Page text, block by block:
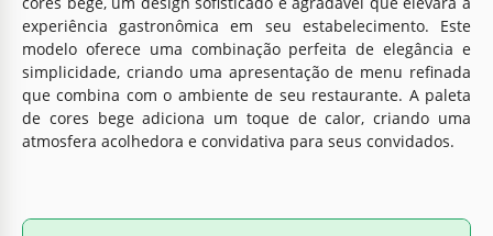
experiência gastronômica em seu estabelecimento. Este
modelo oferece uma combinação perfeita de elegância e
simplicidade, criando uma apresentação de menu refinada
que combina com o ambiente de seu restaurante. A paleta
de cores bege adiciona um toque de calor, criando uma
atmosfera acolhedora e convidativa para seus convidados.